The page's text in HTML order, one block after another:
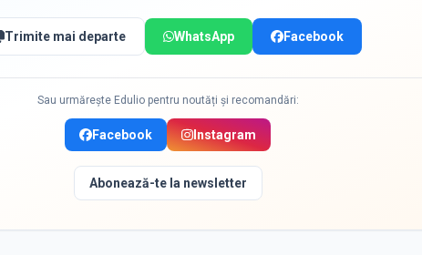
Trimite mai departe WhatsApp Facebook
Sau urmărește Edulio pentru noutăți și recomandări:
Facebook Instagram
Abonează-te la newsletter